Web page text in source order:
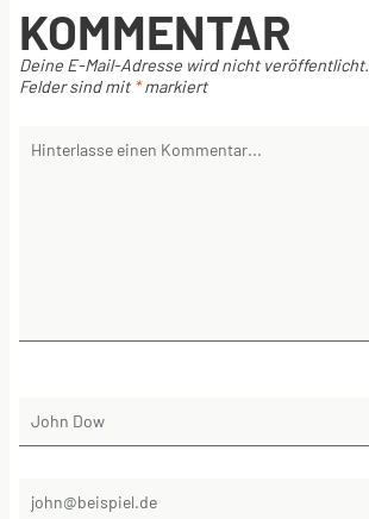
KOMMENTAR
Deine E-Mail-Adresse wird nicht veröffentlicht.
Felder sind mit *markiert